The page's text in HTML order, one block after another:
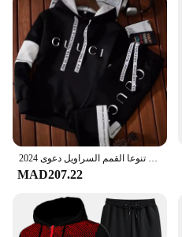
2024 رجل رياضية عادية مقنع البلوز الركض الرياضة الشارع الملابس اليومية العصرية الطباعة تنوعا القمم السراويل دعوى S-3XL
MAD207.22